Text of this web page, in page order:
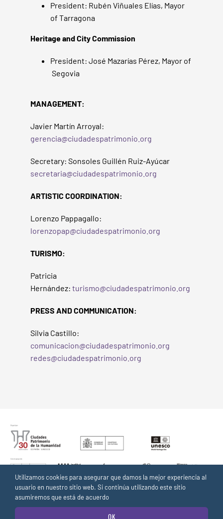
President: Rubén Viñuales Elías, Mayor
of Tarragona
Heritage and City Commission
President: José Mazarías Pérez, Mayor of
Segovia
MANAGEMENT:
Javier Martín Arroyal:
gerencia@ciudadespatrimonio.org
Secretary: Sonsoles Guillén Ruiz-Ayúcar
secretaria@ciudadespatrimonio.org
ARTISTIC COORDINATION:
Lorenzo Pappagallo:
lorenzopap@ciudadespatrimonio.org
TURISMO:
Patricia
Hernández:turismo@ciudadespatrimonio.org
PRESS AND COMMUNICATION:
Silvia Castillo:
comunicacion@ciudadespatrimonio.org
redes@ciudadespatrimonio.org
Utilizamos cookies para asegurar que damos la mejor experiencia al
usuario en nuestro sitio web. Si continúa utilizando este sitio
asumiremos que está de acuerdo
OK